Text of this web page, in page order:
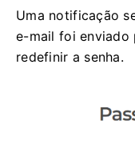
Uma notificação
e-mail foi enviado
redefinir a senha.